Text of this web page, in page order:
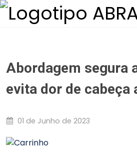
Abordagem segura
evita dor de cabeça
01 de Junho de 2023